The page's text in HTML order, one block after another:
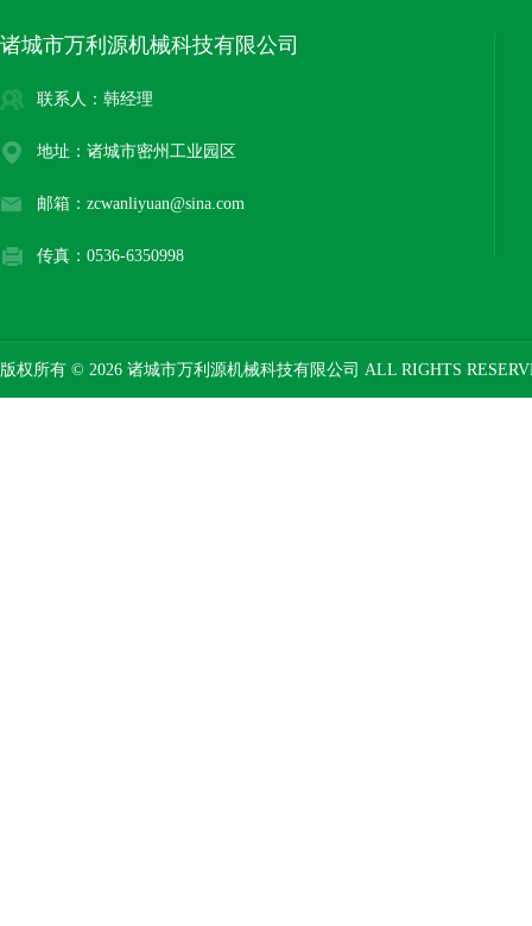
诸城市万利源机械科技有限公司
联系人：韩经理
地址：诸城市密州工业园区
邮箱：zcwanliyuan@sina.com
传真：0536-6350998
版权所有 © 2026 诸城市万利源机械科技有限公司 ALL RIGHTS